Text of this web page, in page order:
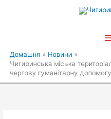
Домашня
Новини
Чигиринська міська
чергову гуманітарну допомогу